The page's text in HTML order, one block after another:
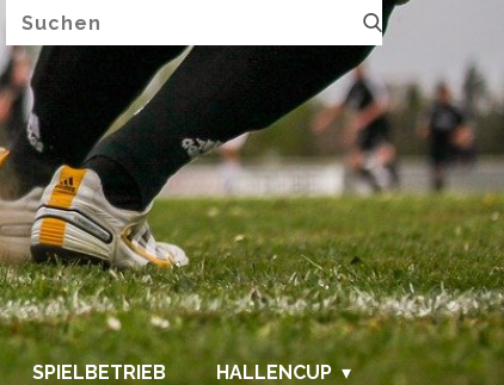
FUPA.net
SPIELBETRIEB HALLENCUP